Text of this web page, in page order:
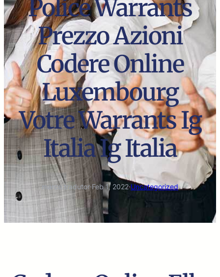
Police Warrants
Prezzo Azioni
Codere Online
Luxembourg
Votre Warrants Ig
Italia Ig Italia
marco.tradutor·Feb 1, 2022·Uncategorized